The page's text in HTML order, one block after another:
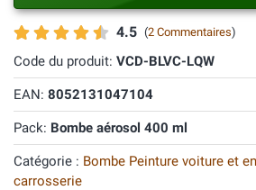
4.5 (2 Commentaires)
Code du produit: VCD-BLVC-LQW
EAN: 8052131047104
Pack: Bombe aérosol 400 ml
Catégorie : Bombe Peinture voiture et
carrosserie